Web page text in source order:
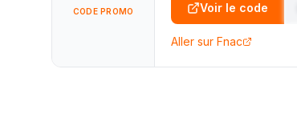
CODE PROMO Voir le code
Aller sur Fnac